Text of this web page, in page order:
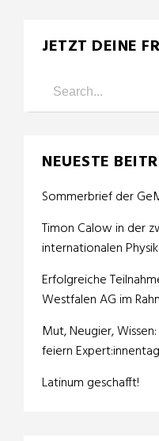
JETZT DEINE
NEUESTE
Sommerbrief der
Timon Calow in der
internationalen
Erfolgreiche
Westfalen AG im
Mut, Neugier,
feiern
Latinum geschafft!